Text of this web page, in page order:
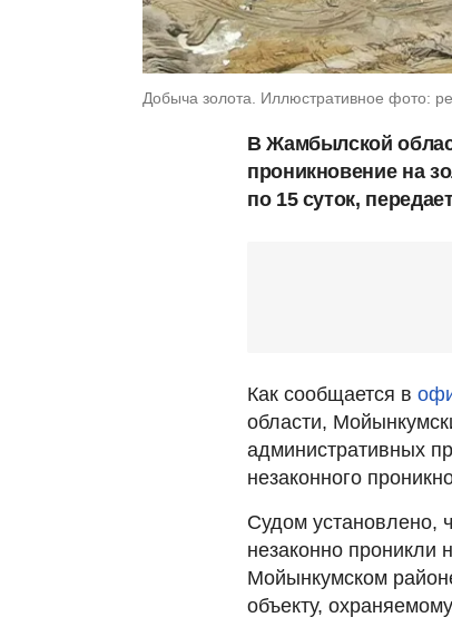
Добыча золота. Иллюстративное фото:
В Жамбылской
проникновение на
по 15 суток,
Как сообщается в
области,
административных
незаконного
Судом установлено,
незаконно проникли
Мойынкумском
объекту,